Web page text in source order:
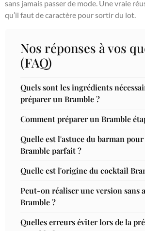
sans jamais passer de mode. Une vraie
qu’il faut de caractère pour sortir du lot.
Nos réponses à vos
(FAQ)
Quels sont les ingrédients
préparer un Bramble ?
Comment préparer un Bramble
Quelle est l'astuce du barman
Bramble parfait ?
Quelle est l'origine du cocktail
Peut-on réaliser une version sans
Bramble ?
Quelles erreurs éviter lors de la